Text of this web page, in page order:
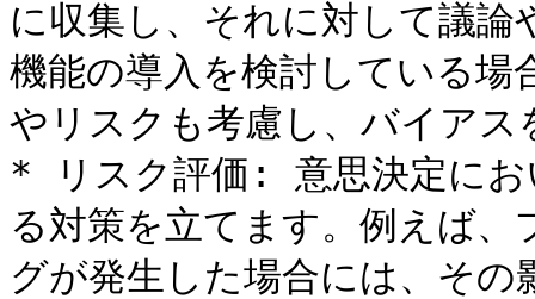
に収集し、それに対して議
機能の導入を検討している
やリスクも考慮し、バイアス
* リスク評価: 意思決定にお
る対策を立てます。例えば
グが発生した場合には、そ